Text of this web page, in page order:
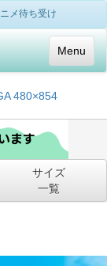
メ待ち受け
Menu
480×854
サイズ
一覧